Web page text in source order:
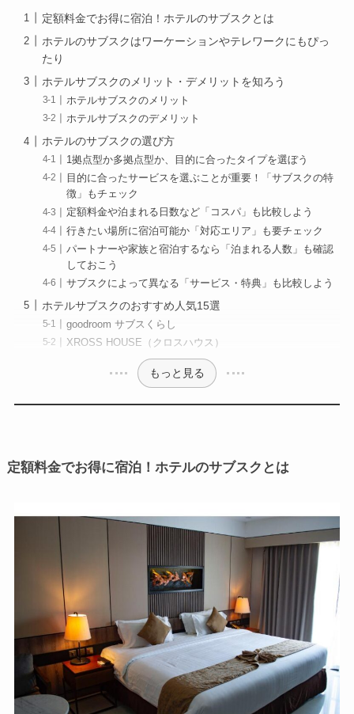
定額料金でお得に宿泊！ホテルのサブスクとは
ホテルのサブスクはワーケーションやテレワークにもぴっ
たり
ホテルサブスクのメリット・デメリットを知ろう
ホテルサブスクのメリット
ホテルサブスクのデメリット
ホテルのサブスクの選び方
1拠点型か多拠点型か、目的に合ったタイプを選ぼう
目的に合ったサービスを選ぶことが重要！「サブスクの特
徴」もチェック
定額料金や泊まれる日数など「コスパ」も比較しよう
行きたい場所に宿泊可能か「対応エリア」も要チェック
パートナーや家族と宿泊するなら「泊まれる人数」も確認
しておこう
サブスクによって異なる「サービス・特典」も比較しよう
ホテルサブスクのおすすめ人気15選
goodroom サブスくらし
XROSS HOUSE（クロスハウス）
もっと見る
定額料金でお得に宿泊！ホテルのサブスクとは